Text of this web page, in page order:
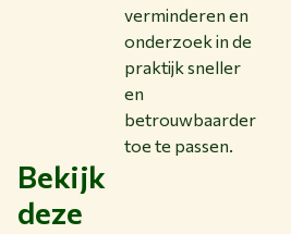
verminderen en
onderzoek in de
praktijk sneller
en
betrouwbaarder
toe te passen.
Bekijk
deze